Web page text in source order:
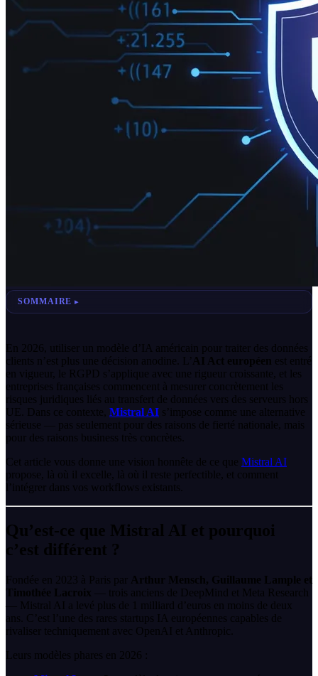
SOMMAIRE
En 2026, utiliser un modèle d’IA américain pour traiter des données
clients n’est plus une décision anodine. L’ AI Act européen est entré
en vigueur, le RGPD s’applique avec une rigueur croissante, et les
entreprises françaises commencent à mesurer concrètement les
risques juridiques liés au transfert de données vers des serveurs hors
UE. Dans ce contexte, Mistral AI s’impose comme une alternative
sérieuse — pas seulement pour des raisons de fierté nationale, mais
pour des raisons business très concrètes.
Cet article vous donne une vision honnête de ce que Mistral AI
propose, là où il excelle, là où il reste perfectible, et comment
l’intégrer dans vos workflows existants.
Qu’est-ce que Mistral AI et pourquoi
c’est différent ?
Fondée en 2023 à Paris par
Arthur Mensch, Guillaume Lample et
Timothée Lacroix — trois anciens de DeepMind et Meta Research
— Mistral AI a levé plus de 1 milliard d’euros en moins de deux
ans. C’est l’une des rares startups IA européennes capables de
rivaliser techniquement avec OpenAI et Anthropic.
Leurs modèles phares en 2026 :